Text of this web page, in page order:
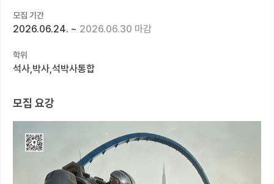
연구실&오픈랩
커리어
반도체 아카데미
재팬라운지 🌸
모집 기간
2026.06.24. ~ 2026.06.30 마감
학위
석사,박사,석박사통합
모집 요강